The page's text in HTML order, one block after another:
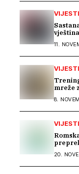
VIJESTI
11.
VIJESTI
mreže
8.
VIJESTI
20.